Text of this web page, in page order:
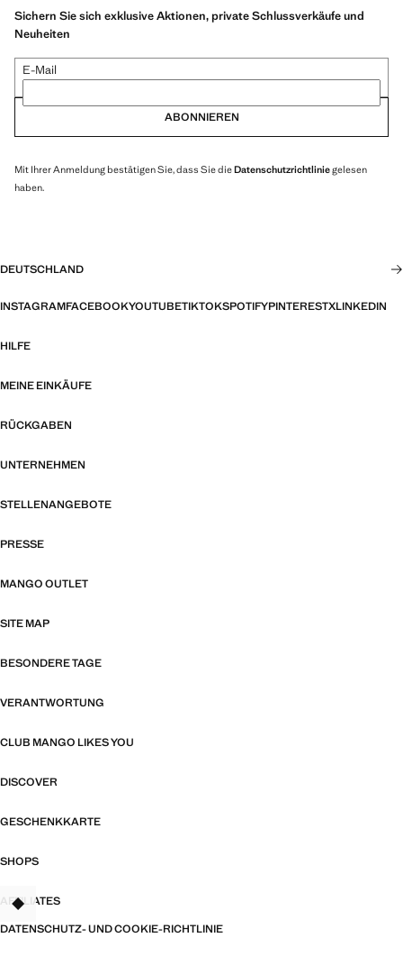
Sichern Sie sich exklusive Aktionen, private Schlussverkäufe und
Neuheiten
E-Mail
ABONNIEREN
Mit Ihrer Anmeldung bestätigen Sie, dass Sie dieDatenschutzrichtliniegelesen
haben.
DEUTSCHLAND
INSTAGRAMFACEBOOKYOUTUBETIKTOKSPOTIFYPINTERESTXLINKEDIN
HILFE
MEINE EINKÄUFE
RÜCKGABEN
UNTERNEHMEN
STELLENANGEBOTE
PRESSE
MANGO OUTLET
SITE MAP
BESONDERE TAGE
VERANTWORTUNG
CLUB MANGO LIKES YOU
DISCOVER
GESCHENKKARTE
SHOPS
AFFILIATES
DATENSCHUTZ- UND COOKIE-RICHTLINIE